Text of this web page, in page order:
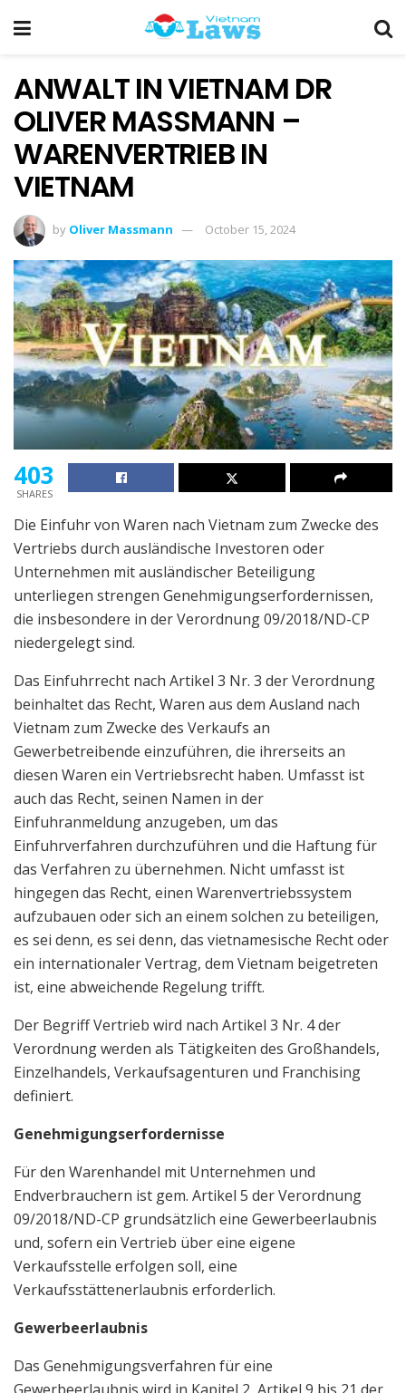
ANWALT IN VIETNAM DR
OLIVER MASSMANN –
WARENVERTRIEB IN
VIETNAM
by Oliver Massmann October 15, 2024
403
SHARES
Die Einfuhr von Waren nach Vietnam zum Zwecke des
Vertriebs durch ausländische Investoren oder
Unternehmen mit ausländischer Beteiligung
unterliegen strengen Genehmigungserfordernissen,
die insbesondere in der Verordnung 09/2018/ND-CP
niedergelegt sind.
Das Einfuhrrecht nach Artikel 3 Nr. 3 der Verordnung
beinhaltet das Recht, Waren aus dem Ausland nach
Vietnam zum Zwecke des Verkaufs an
Gewerbetreibende einzuführen, die ihrerseits an
diesen Waren ein Vertriebsrecht haben. Umfasst ist
auch das Recht, seinen Namen in der
Einfuhranmeldung anzugeben, um das
Einfuhrverfahren durchzuführen und die Haftung für
das Verfahren zu übernehmen. Nicht umfasst ist
hingegen das Recht, einen Warenvertriebssystem
aufzubauen oder sich an einem solchen zu beteiligen,
es sei denn, es sei denn, das vietnamesische Recht oder
ein internationaler Vertrag, dem Vietnam beigetreten
ist, eine abweichende Regelung trifft.
Der Begriff Vertrieb wird nach Artikel 3 Nr. 4 der
Verordnung werden als Tätigkeiten des Großhandels,
Einzelhandels, Verkaufsagenturen und Franchising
definiert.
Genehmigungserfordernisse
Für den Warenhandel mit Unternehmen und
Endverbrauchern ist gem. Artikel 5 der Verordnung
09/2018/ND-CP grundsätzlich eine Gewerbeerlaubnis
und, sofern ein Vertrieb über eine eigene
Verkaufsstelle erfolgen soll, eine
Verkaufsstättenerlaubnis erforderlich.
Gewerbeerlaubnis
Das Genehmigungsverfahren für eine